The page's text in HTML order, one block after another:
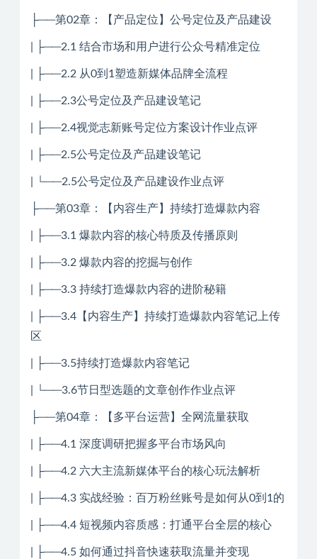
├──第02章：【产品定位】公号定位及产品建设
| ├──2.1 结合市场和用户进行公众号精准定位
| ├──2.2 从0到1塑造新媒体品牌全流程
| ├──2.3公号定位及产品建设笔记
| ├──2.4视觉志新账号定位方案设计作业点评
| ├──2.5公号定位及产品建设笔记
| └──2.5公号定位及产品建设作业点评
├──第03章：【内容生产】持续打造爆款内容
| ├──3.1 爆款内容的核心特质及传播原则
| ├──3.2 爆款内容的挖掘与创作
| ├──3.3 持续打造爆款内容的进阶秘籍
| ├──3.4【内容生产】持续打造爆款内容笔记上传
区
| ├──3.5持续打造爆款内容笔记
| └──3.6节日型选题的文章创作作业点评
├──第04章：【多平台运营】全网流量获取
| ├──4.1 深度调研把握多平台市场风向
| ├──4.2 六大主流新媒体平台的核心玩法解析
| ├──4.3 实战经验：百万粉丝账号是如何从0到1的
| ├──4.4 短视频内容质感：打通平台全层的核心
| ├──4.5 如何通过抖音快速获取流量并变现